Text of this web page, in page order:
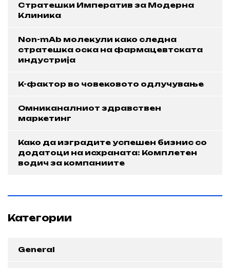
Стратешки Императив за Модерна
Клиника
Non-mAb молекули како следна
стратешка оска на фармацевтската
индустрија
K-фактор во човековото одлучување
Омниканалниот здравствен
маркетинг
Како да изградите успешен бизнис со
додатоци на исхраната: Комплетен
водич за компаниите
Категории
General